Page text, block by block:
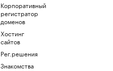
Корпоративный
регистратор
доменов
Хостинг
сайтов
Рег.решения
Знакомства